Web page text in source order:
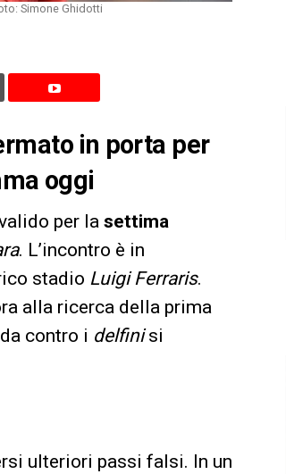
Simone Ghidotti
in porta per
oggi
per la settima
. L’incontro è in
stadio Luigi Ferraris.
alla ricerca della prima
contro i delfinisi
ulteriori passi falsi. In un